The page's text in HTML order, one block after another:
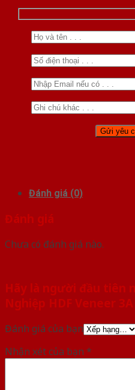
Đánh giá (0)
Đánh giá
Chưa có đánh giá nào.
Hãy là người đầu tiên
Nghiệp HDF Veneer
Đánh giá của bạn
Nhận xét của bạn *